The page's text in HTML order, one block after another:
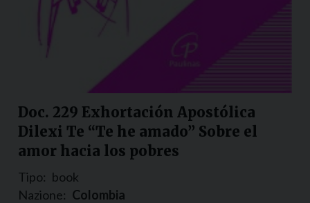
Doc. 229 Exhortación Apostólica
Dilexi Te “Te he amado” Sobre el
amor hacia los pobres
Tipo: book
Nazione: Colombia